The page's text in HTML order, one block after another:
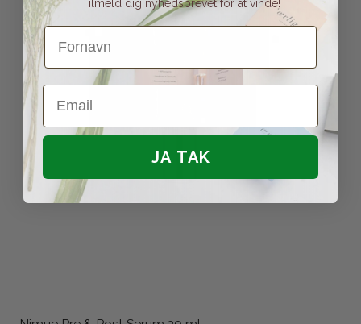
Tilmeld dig nyhedsbrevet for at vinde!
Fornavn
Email
JA TAK